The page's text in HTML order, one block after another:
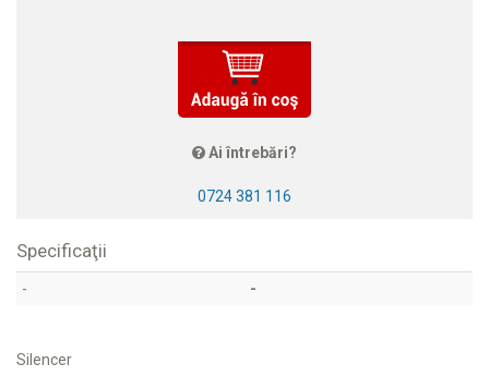
Ai întrebări?
0724 381 116
Specificaţii
- -
Silencer